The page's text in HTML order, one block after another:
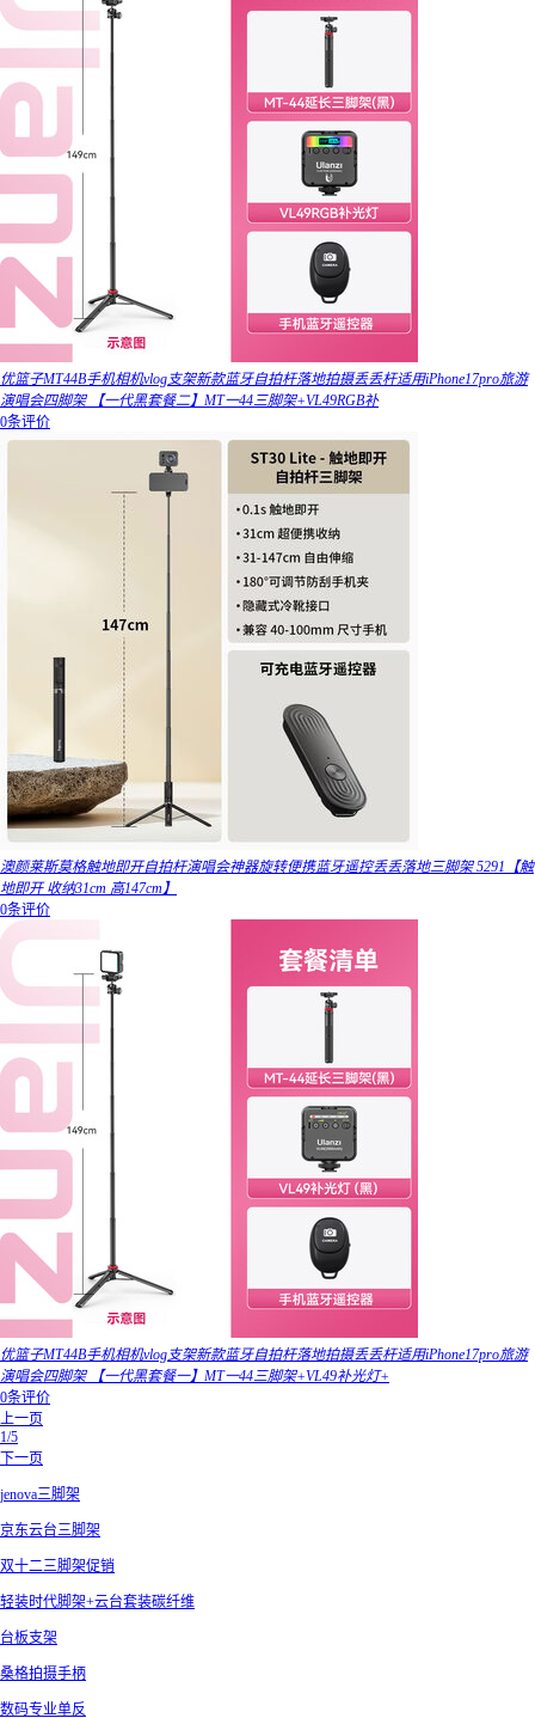
优篮子MT44B手机相机vlog支架新款蓝牙自拍杆落地拍摄丢丢杆适用iPhone17pro旅游
演唱会四脚架 【一代黑套餐二】MT一44三脚架+VL49RGB补
0条评价
澳颜莱斯莫格触地即开自拍杆演唱会神器旋转便携蓝牙遥控丢丢落地三脚架 5291【触
地即开 收纳31cm 高147cm】
0条评价
优篮子MT44B手机相机vlog支架新款蓝牙自拍杆落地拍摄丢丢杆适用iPhone17pro旅游
演唱会四脚架 【一代黑套餐一】MT一44三脚架+VL49补光灯+
0条评价
上一页
1/5
下一页
jenova三脚架
京东云台三脚架
双十二三脚架促销
轻装时代脚架+云台套装碳纤维
台板支架
桑格拍摄手柄
数码专业单反